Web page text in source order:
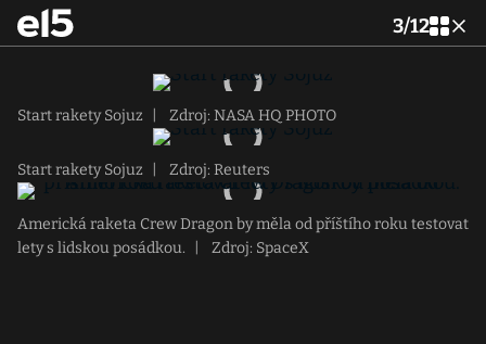
3/12
Start rakety Sojuz Zdroj: NASA HQ PHOTO
Start rakety Sojuz Zdroj: Reuters
Americká raketa Crew Dragon by měla od příštího roku testovat
lety s lidskou posádkou.
Zdroj: SpaceX